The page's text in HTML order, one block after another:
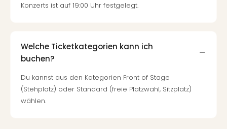
Konzerts ist auf 19:00 Uhr festgelegt.
Welche Ticketkategorien kann ich
buchen?
Du kannst aus den Kategorien Front of Stage
(Stehplatz) oder Standard (freie Platzwahl, Sitzplatz)
wählen.